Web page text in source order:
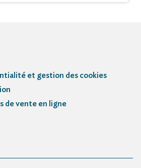
et gestion des cookies
de vente en ligne